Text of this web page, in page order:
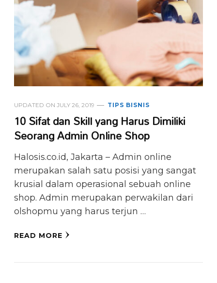
UPDATED ON JULY 26, 2019 TIPS BISNIS
10 Sifat dan Skill yang Harus Dimiliki
Seorang Admin Online Shop
Halosis.co.id, Jakarta – Admin online
merupakan salah satu posisi yang sangat
krusial dalam operasional sebuah online
shop. Admin merupakan perwakilan dari
olshopmu yang harus terjun …
READ MORE